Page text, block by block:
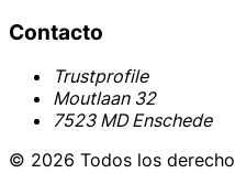
Contacto
Trustprofile
Moutlaan 32
7523 MD Enschede
© 2026 Todos los